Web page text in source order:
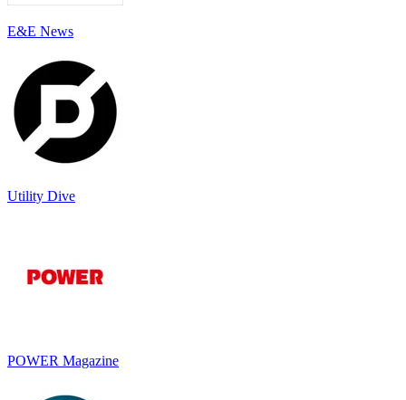
E&E News
Utility Dive
POWER Magazine